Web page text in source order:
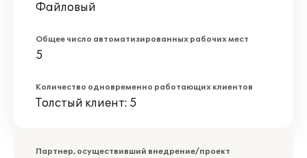
Файловый
Общее число автоматизированных рабочих мест
5
Количество одновременно работающих клиентов
Толстый клиент: 5
Партнер, осуществивший внедрение/проект